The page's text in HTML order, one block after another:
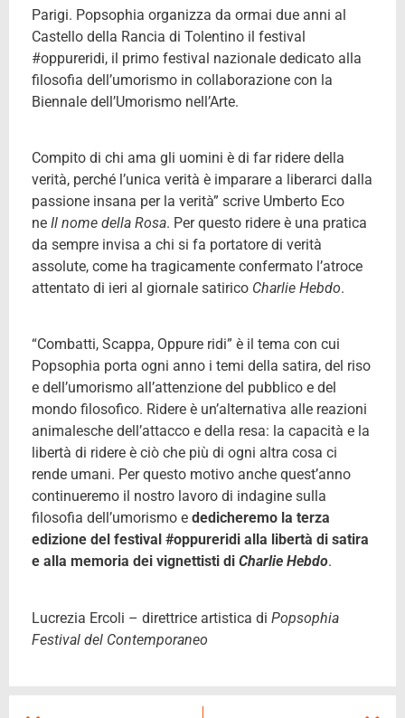
Parigi. Popsophia organizza da ormai due anni al
Castello della Rancia di Tolentino il festival
#oppureridi, il primo festival nazionale dedicato alla
filosofia dell’umorismo in collaborazione con la
Biennale dell’Umorismo nell’Arte.
Compito di chi ama gli uomini è di far ridere della
verità, perché l’unica verità è imparare a liberarci dalla
passione insana per la verità” scrive Umberto Eco
ne Il nome della Rosa. Per questo ridere è una pratica
da sempre invisa a chi si fa portatore di verità
assolute, come ha tragicamente confermato l’atroce
attentato di ieri al giornale satirico Charlie Hebdo.
“Combatti, Scappa, Oppure ridi” è il tema con cui
Popsophia porta ogni anno i temi della satira, del riso
e dell’umorismo all’attenzione del pubblico e del
mondo filosofico. Ridere è un’alternativa alle reazioni
animalesche dell’attacco e della resa: la capacità e la
libertà di ridere è ciò che più di ogni altra cosa ci
rende umani. Per questo motivo anche quest’anno
continueremo il nostro lavoro di indagine sulla
filosofia dell’umorismo e dedicheremo la terza
edizione del festival #oppureridi alla libertà di satira
e alla memoria dei vignettisti di Charlie Hebdo.
Lucrezia Ercoli – direttrice artistica di Popsophia
Festival del Contemporaneo